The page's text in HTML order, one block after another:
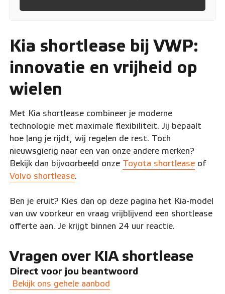
Kia shortlease bij VWP:
innovatie en vrijheid op
wielen
Met Kia shortlease combineer je moderne
technologie met maximale flexibiliteit. Jij bepaalt
hoe lang je rijdt, wij regelen de rest. Toch
nieuwsgierig naar een van onze andere merken?
Bekijk dan bijvoorbeeld onze Toyota shortlease of
Volvo shortlease.
Ben je eruit? Kies dan op deze pagina het Kia-model
van uw voorkeur en vraag vrijblijvend een shortlease
offerte aan. Je krijgt binnen 24 uur reactie.
Vragen over KIA shortlease
Direct voor jou beantwoord
Bekijk ons gehele aanbod